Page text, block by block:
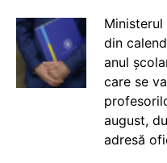
din
anul
care se
august,
adresă